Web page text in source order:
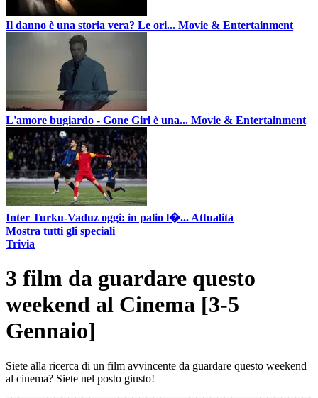
Il danno è una storia vera? Le ori... Movie & Entertainment
L'amore bugiardo - Gone Girl è una... Movie & Entertainment
Inter Turku-Vaduz oggi: in palio l�... Attualità
Mostra tutti gli speciali
Trivia
3 film da guardare questo
weekend al Cinema [3-5
Gennaio]
Siete alla ricerca di un film avvincente da guardare questo weekend
al cinema? Siete nel posto giusto!